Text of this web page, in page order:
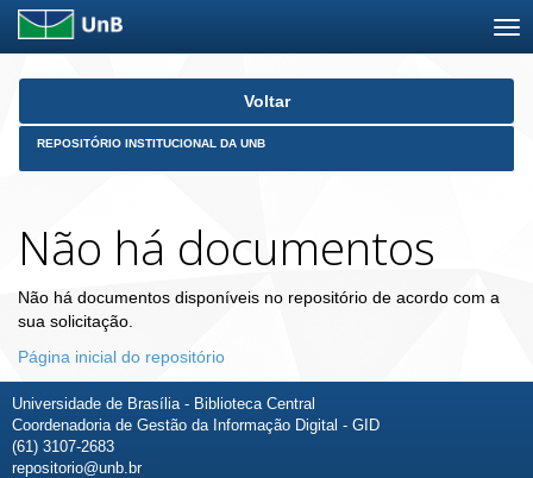
Skip
Voltar
REPOSITÓRIO INSTITUCIONAL DA UNB
Não há documentos
Não há documentos disponíveis no repositório de acordo com a
sua solicitação.
Página inicial do repositório
Universidade de Brasília - Biblioteca Central
Coordenadoria de Gestão da Informação Digital - GID
(61) 3107-2683
repositorio@unb.br